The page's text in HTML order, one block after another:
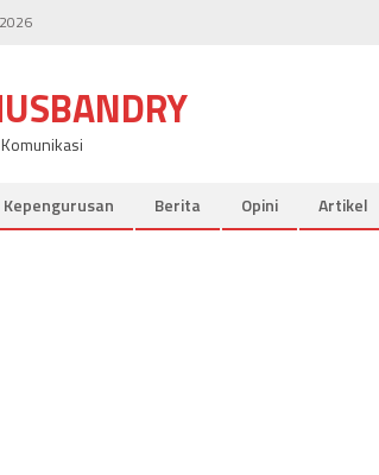
Kepengurusan Berita Opini Artikel